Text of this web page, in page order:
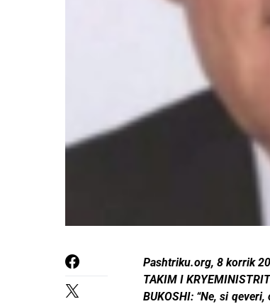
Pashtriku.org, 8 korrik
TAKIM I
BUKOSHI: “Ne, si